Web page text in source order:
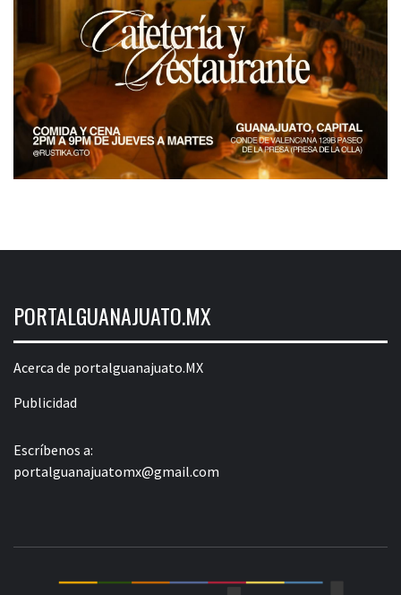
PORTALGUANAJUATO.MX
Acerca de portalguanajuato.MX
Publicidad
Escríbenos a:
portalguanajuatomx@gmail.com